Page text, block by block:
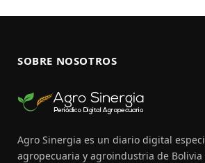
SOBRE NOSOTROS
Agro Sinergia es un diario digital
agropecuaria y agroindustria de Bolivia